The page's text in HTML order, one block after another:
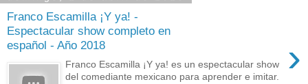
Franco Escamilla ¡Y ya! -
Espectacular show completo en
español - Año 2018
›
Franco Escamilla ¡Y ya! es un espectacular show
del comediante mexicano para aprender e imitar.